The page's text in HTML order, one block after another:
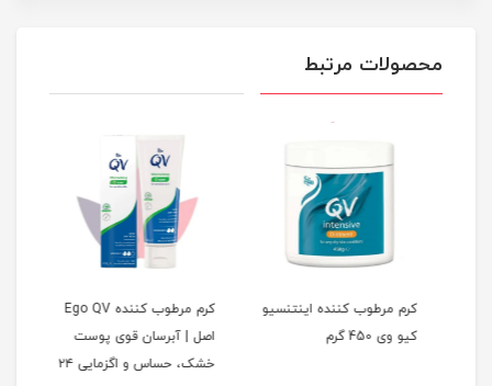
محصولات مرتبط
کرم مرطوب کننده اینتنسیو
کیو وی 450 گرم
کرم مرطوب کننده Ego QV
اصل | آبرسان قوی پوست
خشک، حساس و اگزمایی ۲۴